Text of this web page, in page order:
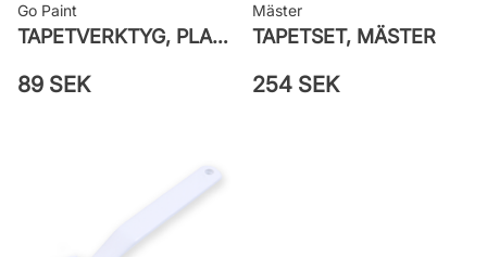
Go Paint
TAPETVERKTYG, PLAST GO PAINT
89 SEK
Mäster
TAPETSET, MÄSTER
254 SEK